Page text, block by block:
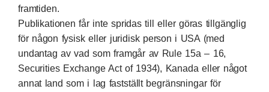
framtiden.
Publikationen får inte spridas till eller göras tillgänglig
för någon fysisk eller juridisk person i USA (med
undantag av vad som framgår av Rule 15a – 16,
Securities Exchange Act of 1934), Kanada eller något
annat land som i lag fastställt begränsningar för